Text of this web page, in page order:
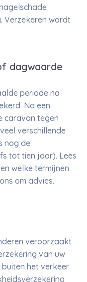
Verzekeren wordt
dagwaarde
periode na
Na een
caravan tegen
verschillende
nog de
tot tien jaar). Lees
welke termijnen
om advies.
veroorzaakt
van uw
het verkeer